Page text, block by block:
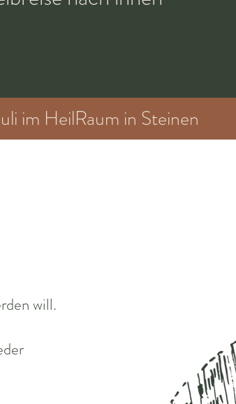
im HeilRaum in Steinen
will.